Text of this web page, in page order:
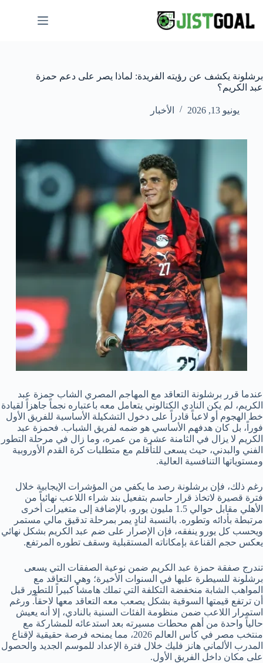
المحتوى
برشلونة يكشف عن رؤيته الفريدة: لماذا يصر على دعم حمزة
عبد الكريم؟
يونيو 13, 2026 الأخبار
عندما قرر برشلونة التعاقد مع المهاجم المصري الشاب حمزة عبد
الكريم، لم يكن النادي الكتالوني يتعامل معه باعتباره نجماً جاهزاً لقيادة
خط الهجوم أو لاعباً قادراً على دخول التشكيلة الأساسية للفريق الأول
فوراً، بل كان هدفهم الأساسي هو ضمه لفريق الشباب. فحمزة عبد
الكريم لا يزال في الثامنة عشرة من عمره، وما زال في مرحلة التطور
الفني والبدني، حيث يسعى للتأقلم مع متطلبات كرة القدم الأوروبية
ومستوياتها التنافسية العالية.
رغم ذلك، فإن برشلونة رصد ما يكفي من المؤشرات الإيجابية خلال
فترة قصيرة لاتخاذ قرار حاسم بتفعيل بند شراء اللاعب نهائياً من
الأهلي مقابل حوالي 1.5 مليون يورو، بالإضافة إلى متغيرات أخرى
مرتبطة بأدائه وتطوره. بالنسبة لنادٍ يمر بمرحلة تدقيق مالي مستمر
ويحسب كل يورو ينفقه، فإن الإصرار على ضم عبد الكريم بشكل نهائي
يعكس حجم القناعة بإمكاناته المستقبلية وسقف تطوره المرتفع.
تندرج صفقة حمزة عبد الكريم ضمن نوعية الصفقات التي يسعى
برشلونة للسيطرة عليها في السنوات الأخيرة؛ وهي التعاقد مع
المواهب الشابة منخفضة التكلفة التي تملك هامشاً كبيراً للتطور قبل
أن ترتفع قيمتها السوقية بشكل يصعب معه التعاقد معها لاحقاً. ورغم
استمرار اللاعب ضمن منظومة الفئات السنية بالنادي، إلا أنه يعيش
حالياً واحدة من أهم محطات مسيرته بعد استدعائه للمشاركة مع
منتخب مصر في كأس العالم 2026، مما يمنحه فرصة حقيقية لإقناع
المدرب الألماني هانز فليك خلال فترة الإعداد للموسم الجديد والحصول
على مكان داخل الفريق الأول.